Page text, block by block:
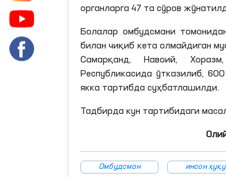
органларга 47 та сўров
Болалар омбудсмани
билан чиқиб кета олмайдиган
Самарқанд, Навоий,
Республикасида ўтказилиб,
якка тартибда суҳбатлашилди.
Тадбирда кун тартибидаги
Омбудсман инсон